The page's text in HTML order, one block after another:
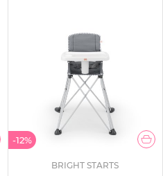
-12%
BRIGHT STARTS